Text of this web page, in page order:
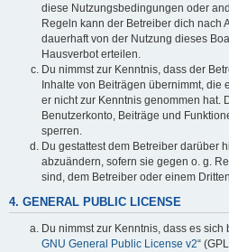
diese Nutzungsbedingungen oder
Regeln kann der Betreiber dich nach
dauerhaft von der Nutzung dieses
Hausverbot erteilen.
Du nimmst zur Kenntnis, dass der
Inhalte von Beiträgen übernimmt, die
er nicht zur Kenntnis genommen hat.
Benutzerkonto, Beiträge und
sperren.
Du gestattest dem Betreiber darüber
abzuändern, sofern sie gegen o. g.
sind, dem Betreiber oder einem
4. GENERAL PUBLIC LICENSE
Du nimmst zur Kenntnis, dass es sich
GNU General Public License v2“